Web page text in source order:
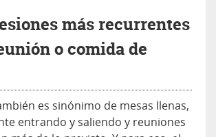
más recurrentes
o comida de
es sinónimo de mesas llenas,
entrando y saliendo y reuniones